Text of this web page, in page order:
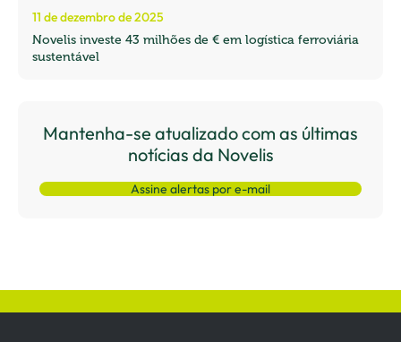
11 de dezembro de 2025
Novelis investe 43 milhões de € em logística ferroviária
sustentável
Mantenha-se atualizado com as últimas
notícias da Novelis
Assine alertas por e-mail